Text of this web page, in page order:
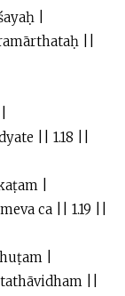
|
||
|| 1.18 ||
|
ca || 1.19 ||
|
||